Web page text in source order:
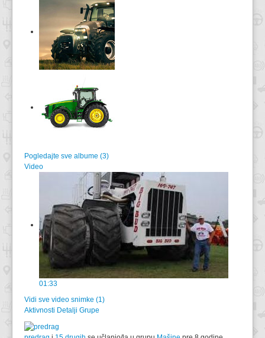
Pogledajte sve albume (3)
Video
01:33
Vidi sve video snimke (1)
Aktivnosti Detalji Grupe